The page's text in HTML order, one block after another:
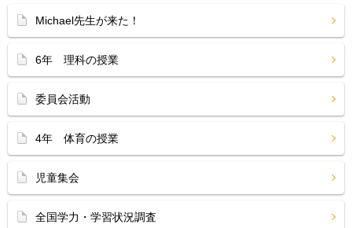
Michael先生が来た！
6年 理科の授業
委員会活動
4年 体育の授業
児童集会
全国学力・学習状況調査